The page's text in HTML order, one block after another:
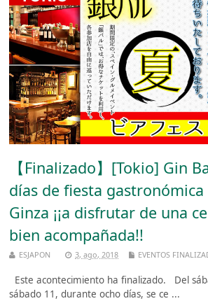
【Finalizado】[Tokio] Gin
días de fiesta gastronómica
Ginza ¡¡a disfrutar de una
bien acompañada!!
ESJAPON 3, ago, 2018 EVENTOS
Este acontecimiento ha finalizado. Del
sábado 11, durante ocho días, se ce ...